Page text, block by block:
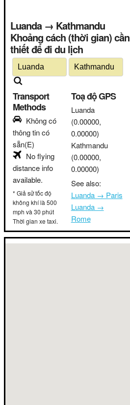
Luanda → Kathmandu
Khoảng cách (thời gian) cần
thiết để đi du lịch
Transport
Methods
Không có
thông tin có
sẵn(E)
No flying
distance info
available.
* Giả sử tốc độ
không khí là 500
mph và 30 phút
Thời gian xe taxi.
Toạ độ GPS
Luanda
(0.00000,
0.00000)
Kathmandu
(0.00000,
0.00000)
See also:
Luanda → Paris
Luanda →
Rome